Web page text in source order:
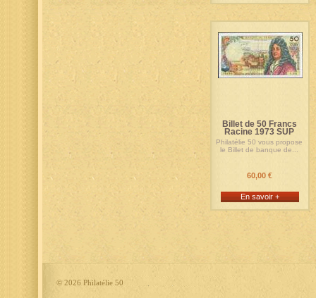
Billet de 50 Francs
Racine 1973 SUP
Philatélie 50 vous propose
le Billet de banque de...
60,00 €
En savoir +
© 2026 Philatélie 50